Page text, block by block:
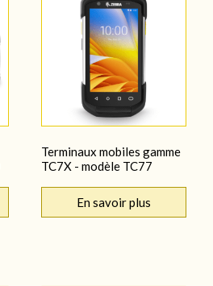
Terminaux mobiles gamme
TC7X - modèle TC77
En savoir plus